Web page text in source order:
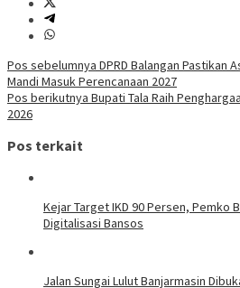
Navigasi
pos
Pos sebelumnya DPRD Balangan Pastikan
Mandi Masuk Perencanaan 2027
Pos berikutnya Bupati Tala Raih
2026
Pos terkait
Kejar Target IKD 90 Persen, Pemko
Digitalisasi Bansos
Jalan Sungai Lulut Banjarmasin